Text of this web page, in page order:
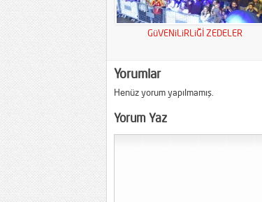
GüVENiLiRLiĞİ ZEDELER
Yorumlar
Henüz yorum yapılmamış.
Yorum Yaz